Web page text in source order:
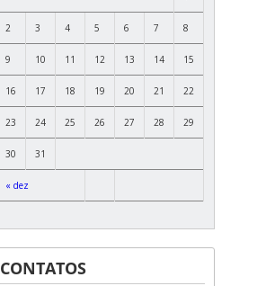
« dez
2 3 4 5 6 7 8
9 10 11 12 13 14 15
16 17 18 19 20 21 22
23 24 25 26 27 28 29
30 31
CONTATOS